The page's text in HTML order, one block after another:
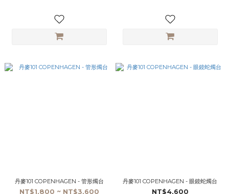
丹麥101 COPENHAGEN - 管形燭台
NT$1,800 ~ NT$3,600
丹麥101 COPENHAGEN - 眼鏡蛇燭台
NT$4,600